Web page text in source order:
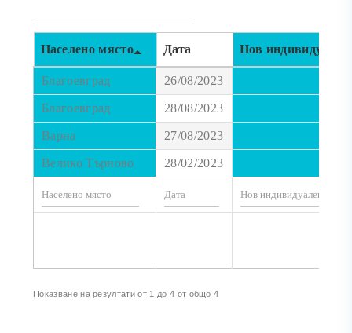
Населено място Дата Нов индивидуален
Благоевград 26/08/2023
Благоевград 28/08/2023
Варна 27/08/2023
Велико Търново 28/02/2023
Показване на резултати от 1 до 4 от общо 4